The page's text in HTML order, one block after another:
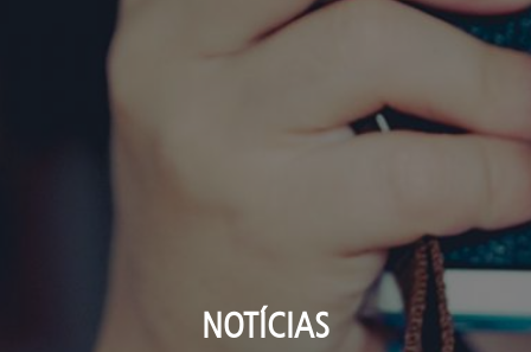
NOTÍCIAS